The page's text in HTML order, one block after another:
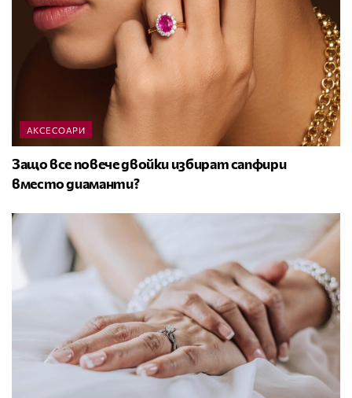
АКСЕСОАРИ
Защо все повече двойки избират сапфири
вместо диаманти?